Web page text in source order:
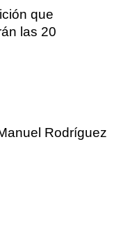
que
las 20
Rodríguez